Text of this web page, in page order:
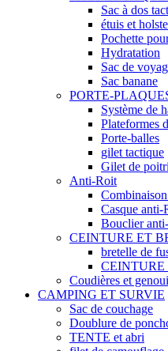
Sac à dos
étuis et
Pochette
Hydratation
Sac de
Sac banane
PORTE-
Système de
Plateformes
Porte-balles
gilet tactique
Gilet de
Anti-Roit
Casque anti-
Bouclier
CEINTURE ET
bretelle de
CEINTURE
Coudières et
CAMPING ET SURVIE
Sac de couchage
Doublure de
TENTE et abri